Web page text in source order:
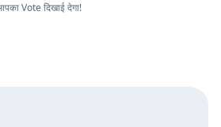
Vote दिखाई देगा!